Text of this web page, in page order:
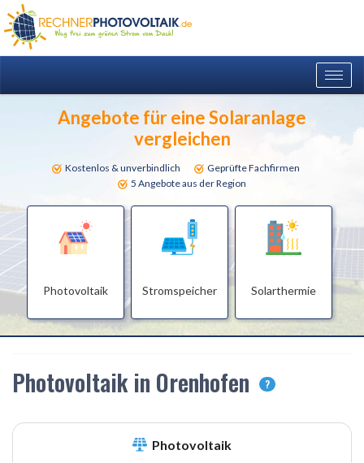
Angebote für eine Solaranlage
vergleichen
Kostenlos & unverbindlich
Geprüfte Fachfirmen
5 Angebote aus der Region
Photovoltaik Stromspeicher Solarthermie
Photovoltaik in Orenhofen ?
Photovoltaik